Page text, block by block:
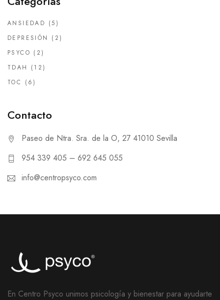
ANSIEDAD (5)
DEPRESIÓN
(2)
PSYCO (2)
TDAH
(12)
TOC
(6)
Contacto
Paseo de Ntra. Sra. de la O, 27 41010 Sevilla
954 339 405 – 692 645 055
info@centropsyco.com
En Centro Psyco unimos psicología y bienestar para ayudarte